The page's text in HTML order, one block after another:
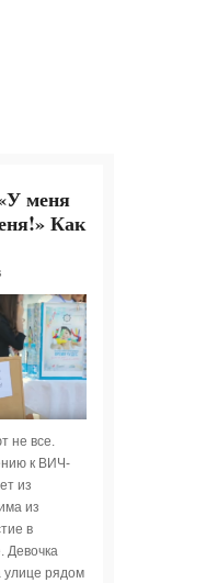
меня
Как
не все.
к ВИЧ-
из
из
в
Девочка
улице рядом